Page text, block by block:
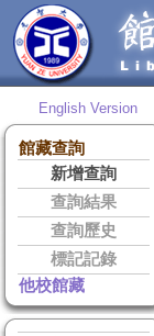
English Version
館藏查詢
新增查詢
查詢結果
查詢歷史
標記記錄
他校館藏